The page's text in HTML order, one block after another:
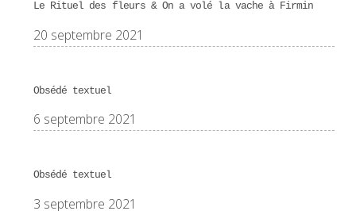
Le Rituel des fleurs & On a volé la vache à Firmin
20 septembre 2021
Obsédé textuel
6 septembre 2021
Obsédé textuel
3 septembre 2021